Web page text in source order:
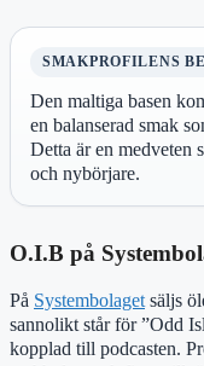
SMAKPROFILENS
Den maltiga basen
en balanserad smak
Detta är en medveten
och nybörjare.
O.I.B på
På Systembolagetsäljs
sannolikt står för ”Odd
kopplad till podcasten.